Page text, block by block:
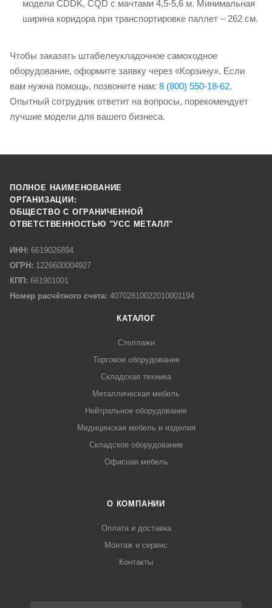
модели CDDK, CQD с мачтами 4,5-5,6 м. Минимальная
ширина коридора при транспортировке паллет – 262 см.
Чтобы заказать штабелеукладочное самоходное
оборудование, оформите заявку через «Корзину». Если
вам нужна помощь, позвоните нам: 8 (800) 550-18-62.
Опытный сотрудник ответит на вопросы, порекомендует
лучшие модели для вашего бизнеса.
ПОЛНОЕ НАИМЕНОВАНИЕ
ОРГАНИЗАЦИИ:
ОБЩЕСТВО С ОГРАНИЧЕННОЙ
ОТВЕТСТВЕННОСТЬЮ "УСС МЕТАЛЛ"
ИНН: 6619026894
ОГРН: 1226600004927
КПП: 661901001
Номер расчётного счета: 40702810022010001194
КАТАЛОГ
Стеллажи
Торговое оборудование
Складская техника
Металлическая мебель
Нейтральное оборудование
Медицинская мебель и изделия
Складское оборудование
Офисная мебель
О КОМПАНИИ
Оплата и доставка
Монтаж и сервис
Контакты